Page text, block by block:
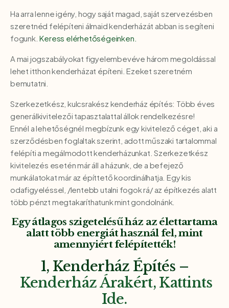
Ha arra lenne igény, hogy saját magad, saját szervezésben
szeretnéd felépíteni álmaid kenderházát abban is segíteni
fogunk.Keress elérhetőségeinken.
A mai jogszabályokat figyelembevéve három megoldással
lehet itthon kenderházat építeni. Ezeket szeretném
bemutatni.
Szerkezetkész, kulcsrakész kenderház építés: Több éves
generálkivitelezői tapasztalattal állok rendelkezésre!
Ennél a lehetőségnél megbízunk egy kivitelező céget, aki a
szerződésben foglaltak szerint, adott műszaki tartalommal
felépíti a megálmodott kenderházunkat. Szerkezetkész
kivitelezés esetén már áll a házunk, de a befejező
munkálatokat már az építtető koordinálhatja. Egy kis
odafigyeléssel, /lentebb utalni fogok rá/ az építkezés alatt
több pénzt megtakaríthatunk mint gondolnánk.
Egy átlagos szigetelésű ház az élettartama
alatt több energiát használ fel, mint
amennyiért felépítették!
1, Kenderház Építés –
Kenderház Árakért, Kattints
Ide.